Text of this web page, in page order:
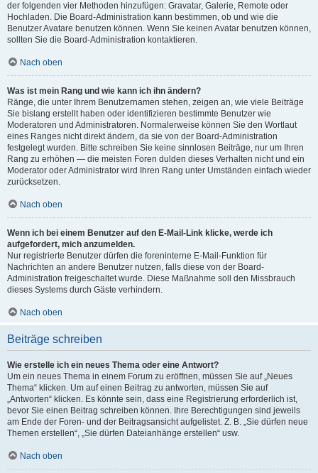
der folgenden vier Methoden hinzufügen: Gravatar, Galerie, Remote oder
Hochladen. Die Board-Administration kann bestimmen, ob und wie die
Benutzer Avatare benutzen können. Wenn Sie keinen Avatar benutzen können,
sollten Sie die Board-Administration kontaktieren.
Nach oben
Was ist mein Rang und wie kann ich ihn ändern?
Ränge, die unter Ihrem Benutzernamen stehen, zeigen an, wie viele Beiträge
Sie bislang erstellt haben oder identifizieren bestimmte Benutzer wie
Moderatoren und Administratoren. Normalerweise können Sie den Wortlaut
eines Ranges nicht direkt ändern, da sie von der Board-Administration
festgelegt wurden. Bitte schreiben Sie keine sinnlosen Beiträge, nur um Ihren
Rang zu erhöhen — die meisten Foren dulden dieses Verhalten nicht und ein
Moderator oder Administrator wird Ihren Rang unter Umständen einfach wieder
zurücksetzen.
Nach oben
Wenn ich bei einem Benutzer auf den E-Mail-Link klicke, werde ich
aufgefordert, mich anzumelden.
Nur registrierte Benutzer dürfen die foreninterne E-Mail-Funktion für
Nachrichten an andere Benutzer nutzen, falls diese von der Board-
Administration freigeschaltet wurde. Diese Maßnahme soll den Missbrauch
dieses Systems durch Gäste verhindern.
Nach oben
Beiträge schreiben
Wie erstelle ich ein neues Thema oder eine Antwort?
Um ein neues Thema in einem Forum zu eröffnen, müssen Sie auf „Neues
Thema“ klicken. Um auf einen Beitrag zu antworten, müssen Sie auf
„Antworten“ klicken. Es könnte sein, dass eine Registrierung erforderlich ist,
bevor Sie einen Beitrag schreiben können. Ihre Berechtigungen sind jeweils
am Ende der Foren- und der Beitragsansicht aufgelistet. Z. B. „Sie dürfen neue
Themen erstellen“, „Sie dürfen Dateianhänge erstellen“ usw.
Nach oben